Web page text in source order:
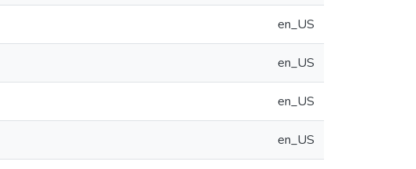
en_US
en_US
en_US
en_US